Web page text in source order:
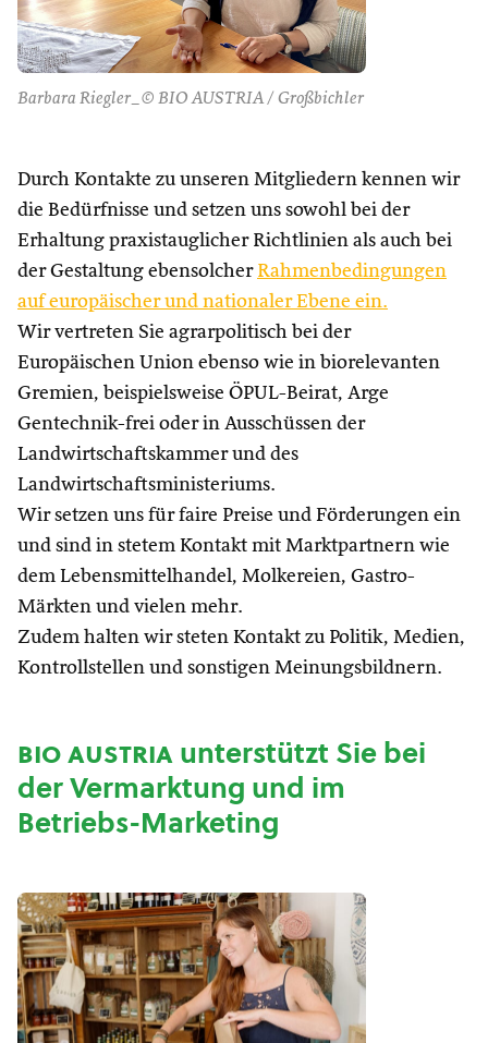
Barbara Riegler_© BIO AUSTRIA / Großbichler
Durch Kontakte zu unseren Mitgliedern kennen wir
die Bedürfnisse und setzen uns sowohl bei der
Erhaltung praxistauglicher Richtlinien als auch bei
der Gestaltung ebensolcher Rahmenbedingungen
auf europäischer und nationaler Ebene ein.
Wir vertreten Sie agrarpolitisch bei der
Europäischen Union ebenso wie in biorelevanten
Gremien, beispielsweise ÖPUL-Beirat, Arge
Gentechnik-frei oder in Ausschüssen der
Landwirtschaftskammer und des
Landwirtschaftsministeriums.
Wir setzen uns für faire Preise und Förderungen ein
und sind in stetem Kontakt mit Marktpartnern wie
dem Lebensmittelhandel, Molkereien, Gastro-
Märkten und vielen mehr.
Zudem halten wir steten Kontakt zu Politik, Medien,
Kontrollstellen und sonstigen Meinungsbildnern.
bio austriaunterstützt Sie bei
der Vermarktung und im
Betriebs-Marketing